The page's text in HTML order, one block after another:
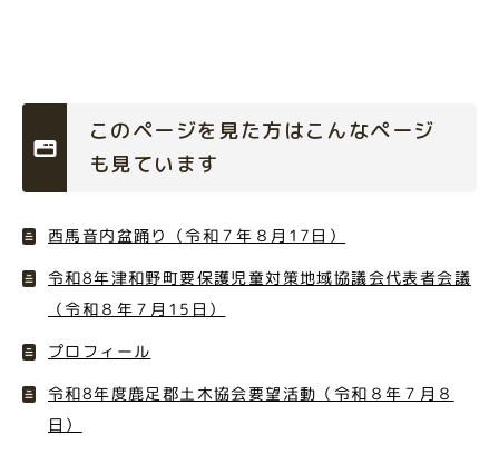
このページを見た方はこんなページ
も見ています
西馬音内盆踊り（令和７年８月17日）
令和8年津和野町要保護児童対策地域協議会代表者会議
（令和８年７月15日）
プロフィール
令和8年度鹿足郡土木協会要望活動（令和８年７月８
日）